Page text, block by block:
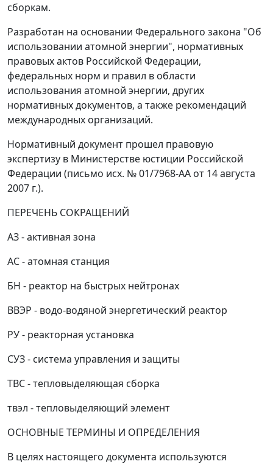
сборкам.
Разработан на основании Федерального закона "Об
использовании атомной энергии", нормативных
правовых актов Российской Федерации,
федеральных норм и правил в области
использования атомной энергии, других
нормативных документов, а также рекомендаций
международных организаций.
Нормативный документ прошел правовую
экспертизу в Министерстве юстиции Российской
Федерации (письмо исх. № 01/7968-АА от 14 августа
2007 г.).
ПЕРЕЧЕНЬ СОКРАЩЕНИЙ
AЗ - активная зона
АС - атомная станция
БН - реактор на быстрых нейтронах
ВВЭР - водо-водяной энергетический реактор
РУ - реакторная установка
СУЗ - система управления и защиты
ТВС - тепловыделяющая сборка
твэл - тепловыделяющий элемент
ОСНОВНЫЕ ТЕРМИНЫ И ОПРЕДЕЛЕНИЯ
В целях настоящего документа используются